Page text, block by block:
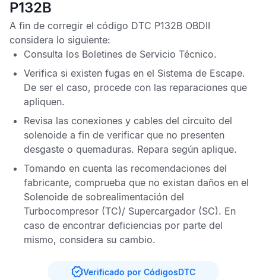
P132B
A fin de corregir el código DTC P132B OBDII
considera lo siguiente:
Consulta los Boletines de Servicio Técnico.
Verifica si existen fugas en el Sistema de Escape.
De ser el caso, procede con las reparaciones que
apliquen.
Revisa las conexiones y cables del circuito del
solenoide a fin de verificar que no presenten
desgaste o quemaduras. Repara según aplique.
Tomando en cuenta las recomendaciones del
fabricante, comprueba que no existan daños en el
Solenoide de sobrealimentación del
Turbocompresor (TC)/ Supercargador (SC). En
caso de encontrar deficiencias por parte del
mismo, considera su cambio.
Verificado por CódigosDTC